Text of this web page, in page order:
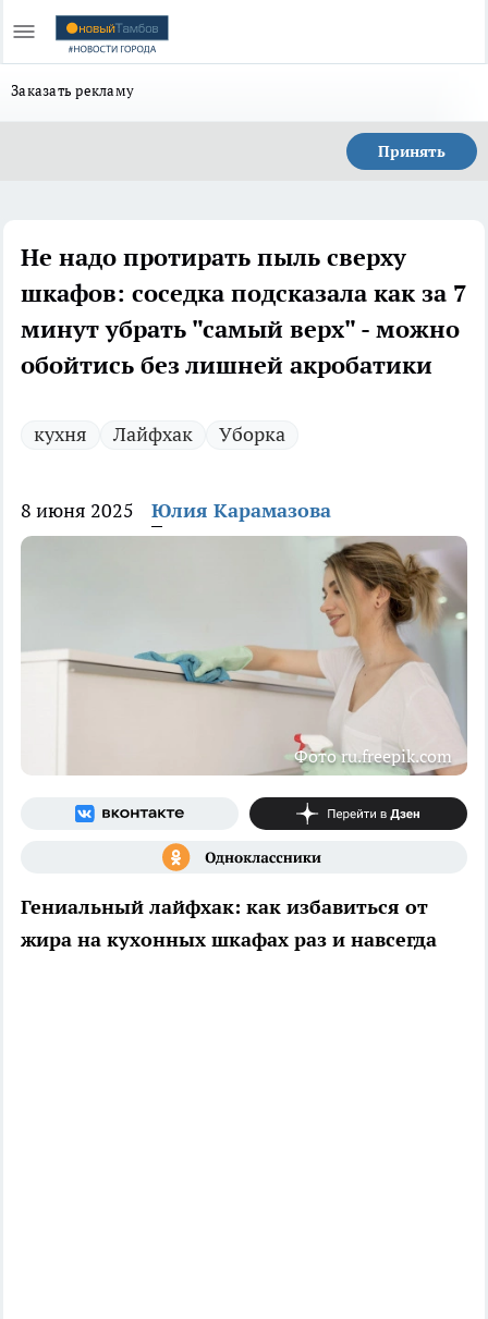
Заказать рекламу
Принять
Не надо протирать пыль сверху
шкафов: соседка подсказала как за 7
минут убрать "самый верх" - можно
обойтись без лишней акробатики
кухня Лайфхак Уборка
8 июня 2025 Юлия Карамазова
Фото ru.freepik.com
Гениальный лайфхак: как избавиться от
жира на кухонных шкафах раз и навсегда